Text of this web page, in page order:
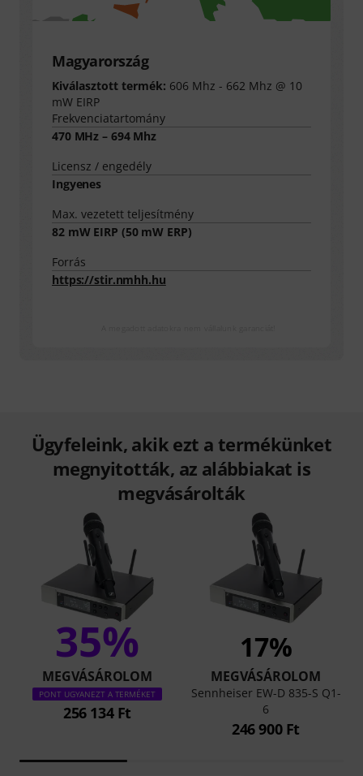
Magyarország
Kiválasztott termék: 606 Mhz - 662 Mhz @ 10
mW EIRP
Frekvenciatartomány
470 MHz – 694 Mhz
Licensz / engedély
Ingyenes
Max. vezetett teljesítmény
82mW EIRP (50mW ERP)
Forrás
https://stir.nmhh.hu
Ügyfeleink, akik ezt a termékünket
megnyitották, az alábbiakat is
megvásárolták
35%
MEGVÁSÁROLOM
PONT UGYANEZT A TERMÉKET
256 134 Ft
17%
MEGVÁSÁROLOM
Sennheiser EW-D 835-S Q1-
6
246 900 Ft